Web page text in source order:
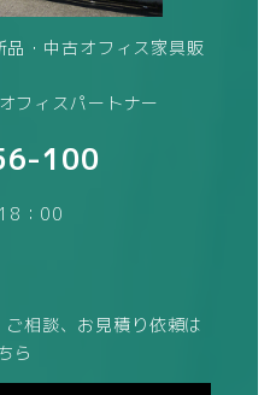
・中古オフィス家具販
フィスパートナー
100
：00
相談、お見積り依頼は
ら